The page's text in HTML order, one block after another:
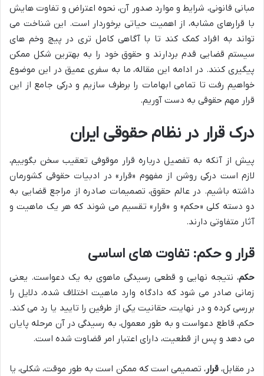
مبانی قانونی، شرایط و موارد صدور آن، نحوه اعتراض و تفاوت هایش
با قرارهای مشابه، از اهمیت حیاتی برخوردار است. این شناخت می
تواند به افراد کمک کند تا با آگاهی کامل تری در پیچ وخم های
سیستم قضایی قدم بردارند و حقوق خود را به بهترین شکل ممکن
پیگیری کنند. در ادامه این مقاله، ما به سفری عمیق در این موضوع
خواهیم رفت تا تمامی ابهامات را برطرف سازیم و درکی جامع از این
قرار مهم حقوقی به دست آوریم.
درک قرار در نظام حقوقی ایران
پیش از آنکه به تفصیل درباره قرار موقوفی تعقیب سخن بگوییم،
لازم است درکی روشن از مفهوم «قرار» در ادبیات حقوقی کشورمان
داشته باشیم. در عالم حقوق، تصمیمات صادره از مراجع قضایی به
دو دسته کلی «حکم» و «قرار» تقسیم می شوند که هر یک ماهیت و
آثار متفاوتی دارند.
قرار و حکم: تفاوت های اساسی
حکم، نتیجه نهایی و قطعی رسیدگی ماهوی به یک دعواست. یعنی
زمانی صادر می شود که دادگاه وارد ماهیت اختلاف شده، دلایل را
بررسی کرده و در نهایت، حقانیت یکی از طرفین را تایید یا رد می کند.
حکم، قاطع دعواست و به طور معمول، به رسیدگی در آن مرحله پایان
می دهد و پس از قطعیت، دارای اعتبار امر قضاوت شده است.
در مقابل،قرار، تصمیمی است که ممکن است به طور موقت، شکلی، یا